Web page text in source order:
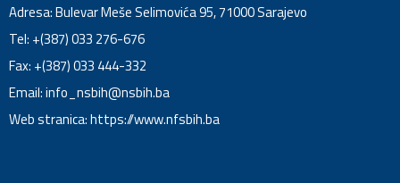
Adresa: Bulevar Meše Selimovića 95, 71000 Sarajevo
Tel: +(387) 033 276-676
Fax: +(387) 033 444-332
Email:info_nsbih@nsbih.ba
Web stranica: https://www.nfsbih.ba